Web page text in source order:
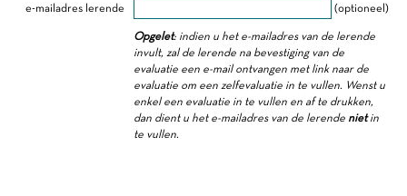
e-mailadres lerende (optioneel)
Opgelet: indien u het e-mailadres van de lerende
invult, zal de lerende na bevestiging van de
evaluatie een e-mail ontvangen met link naar de
evaluatie om een zelfevaluatie in te vullen. Wenst u
enkel een evaluatie in te vullen en af te drukken,
dan dient u het e-mailadres van de lerende nietin
te vullen.